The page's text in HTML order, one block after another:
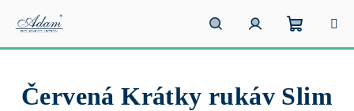
obsah
HľadaťPrihlásenie
košík
Červená Krátky rukáv Slim